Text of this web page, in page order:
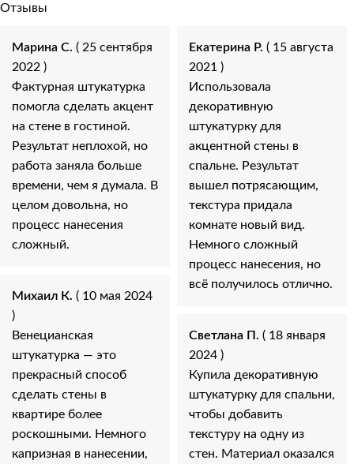
Отзывы
Марина С. ( 25 сентября
2022 )
Фактурная штукатурка
помогла сделать акцент
на стене в гостиной.
Результат неплохой, но
работа заняла больше
времени, чем я думала. В
целом довольна, но
процесс нанесения
сложный.
Михаил К. ( 10 мая 2024
)
Венецианская
штукатурка — это
прекрасный способ
сделать стены в
квартире более
роскошными. Немного
капризная в нанесении,
Екатерина Р. ( 15 августа
2021 )
Использовала
декоративную
штукатурку для
акцентной стены в
спальне. Результат
вышел потрясающим,
текстура придала
комнате новый вид.
Немного сложный
процесс нанесения, но
всё получилось отлично.
Светлана П. ( 18 января
2024 )
Купила декоративную
штукатурку для спальни,
чтобы добавить
текстуру на одну из
стен. Материал оказался